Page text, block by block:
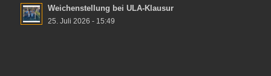
Weichenstellung bei ULA-Klausur
25. Juli 2026 - 15:49